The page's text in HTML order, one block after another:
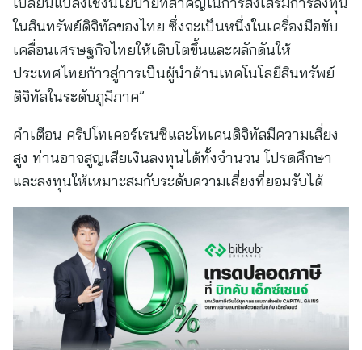
ในสินทรัพย์ดิจิทัลของไทย ซึ่งจะเป็นหนึ่งในเครื่องมือขับ
เคลื่อนเศรษฐกิจไทยให้เติบโตขึ้นและผลักดันให้
ประเทศไทยก้าวสู่การเป็นผู้นำด้านเทคโนโลยีสินทรัพย์
ดิจิทัลในระดับภูมิภาค”
คำเตือน คริปโทเคอร์เรนซีและโทเคนดิจิทัลมีความเสี่ยง
สูง ท่านอาจสูญเสียเงินลงทุนได้ทั้งจำนวน โปรดศึกษา
และลงทุนให้เหมาะสมกับระดับความเสี่ยงที่ยอมรับได้